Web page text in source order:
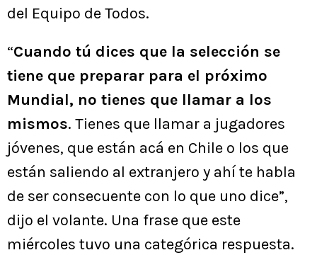
del Equipo de Todos.
“Cuando tú dices que la selección se
tiene que preparar para el próximo
Mundial, no tienes que llamar a los
mismos. Tienes que llamar a jugadores
jóvenes, que están acá en Chile o los que
están saliendo al extranjero y ahí te habla
de ser consecuente con lo que uno dice”,
dijo el volante. Una frase que este
miércoles tuvo una categórica respuesta.